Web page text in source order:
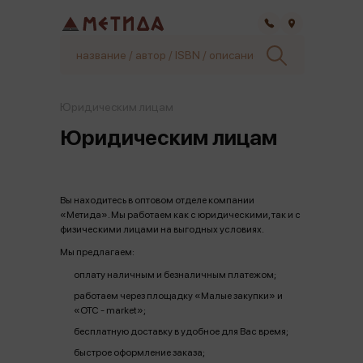
Юридическим лицам
Вы находитесь в оптовом отделе компании
«Метида». Мы работаем как с юридическими, так и с
физическими лицами на выгодных условиях.
Мы предлагаем:
оплату наличным и безналичным платежом;
работаем через площадку «Малые закупки» и
«ОТС - market»;
бесплатную доставку в удобное для Вас время;
быстрое оформление заказа;